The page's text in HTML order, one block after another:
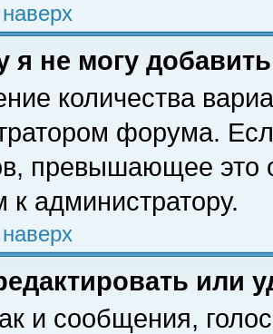
я не могу
количества
форума.
превышающее это
к администратору.
или
и сообщения,